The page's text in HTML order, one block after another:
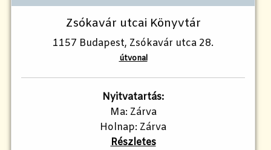
Zsókavár utcai Könyvtár
1157 Budapest, Zsókavár utca 28.
útvonal
Nyitvatartás:
Ma: Zárva
Holnap: Zárva
Részletes